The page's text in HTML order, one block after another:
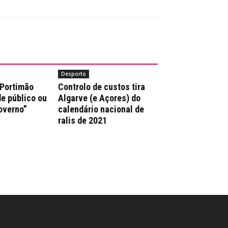
público ou
Desporto
Controlo de custos tira
Algarve (e Açores) do
calendário nacional de
ralis de 2021